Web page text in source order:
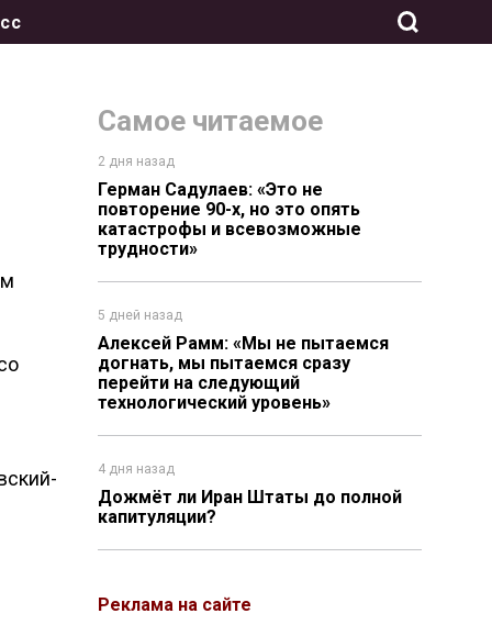
Самое читаемое
2 дня назад
Герман Садулаев: «Это не
повторение 90-х, но это опять
катастрофы и всевозможные
трудности»
5 дней назад
Алексей Рамм: «Мы не пытаемся
догнать, мы пытаемся сразу
перейти на следующий
технологический уровень»
4 дня назад
Дожмёт ли Иран Штаты до полной
капитуляции?
Реклама на сайте